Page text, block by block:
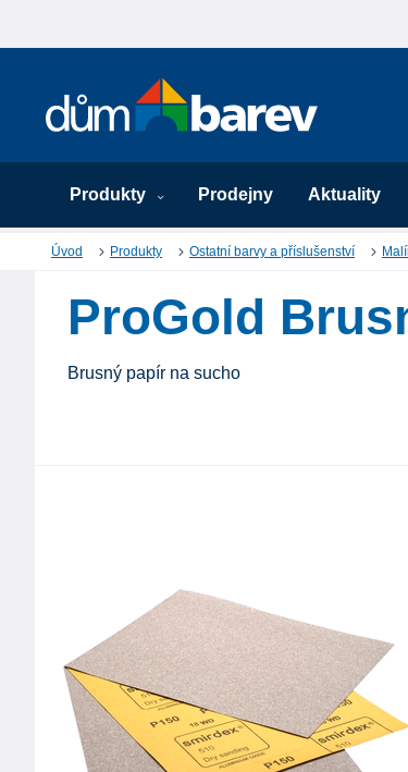
Produkty Prodejny Aktuality
Úvod Produkty Ostatní barvy a příslušenství
ProGold
Brusný papír na sucho